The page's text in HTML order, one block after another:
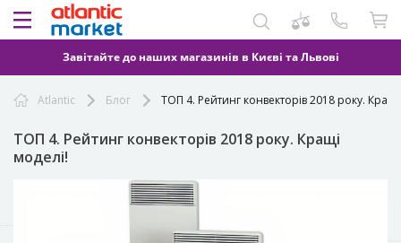
Завітайте до наших магазинів в Києві та Львові
Atlantic Блог ТОП 4. Рейтинг конвекторів 2018 року.
ТОП 4. Рейтинг конвекторів 2018 року. Кращі
моделі!